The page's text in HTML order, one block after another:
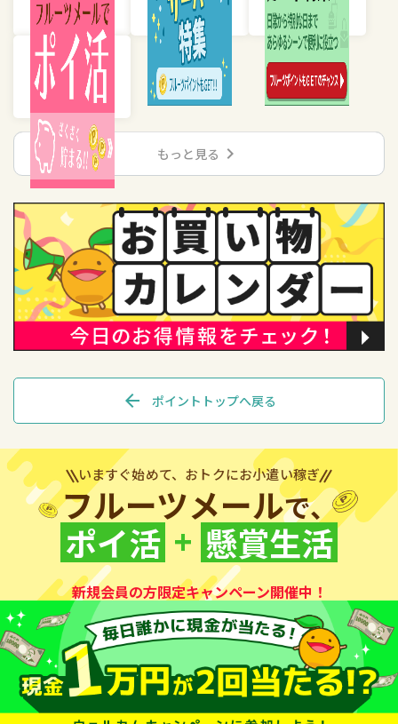
もっと見る chevron_right
arrow_back ポイントトップへ戻る
いますぐ始めて、おトクにお小遣い稼ぎ
フルーツメールで、
ポイ活 + 懸賞生活
新規会員の方限定キャンペーン開催中！